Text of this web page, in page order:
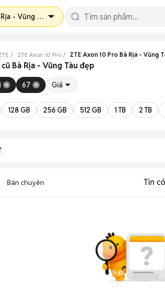
- Vũng Tàu
ZTE Axon 10 Pro ZTE Axon 10 Pro Bà Rịa - Vũng
Bà Rịa - Vũng Tàu đẹp
67 Giá
128 GB 256 GB 512 GB 1 TB 2 TB
Bán chuyên Tin